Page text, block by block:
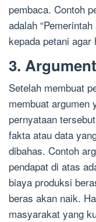
pembaca. Contoh
adalah
kepada petani agar
3.
Setelah membuat
membuat argumen
pernyataan
fakta atau data
dibahas. Contoh
pendapat di atas
biaya produksi
beras akan naik.
masyarakat yang